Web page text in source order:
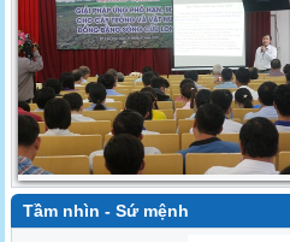
Tầm nhìn - Sứ mệnh